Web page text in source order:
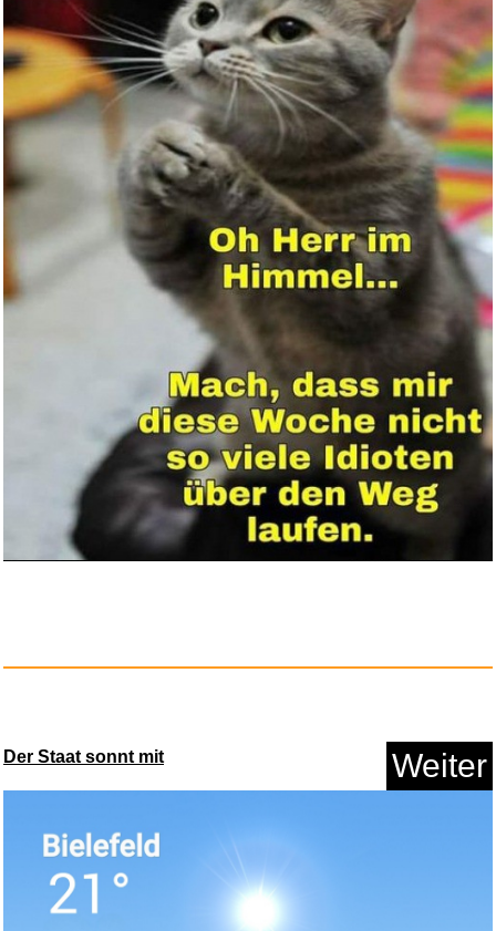
Maeumui Yeojeong (� - )...
Anzeige
greate E14 Backofenlampe 40W
3...
JLPT KOSHIKI MONDAISHU
Der Staat sonnt mit Weiter